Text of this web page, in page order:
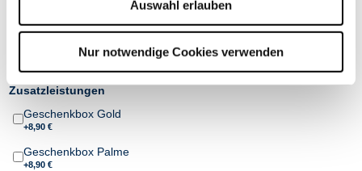
Auswahl erlauben
Nur notwendige Cookies verwenden
Wie möchten Sie Ihren Gutschein erhalten?
Versand
ab 150,00 € Bestellwert versandkostenfrei
Zusatzleistungen
Geschenkbox Gold
+8,90 €
Geschenkbox Palme
+8,90 €